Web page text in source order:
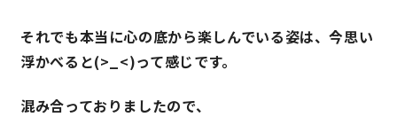
それでも本当に心の底から楽しんでいる姿は、今思い
浮かべると(>_<)って感じです。
混み合っておりましたので、